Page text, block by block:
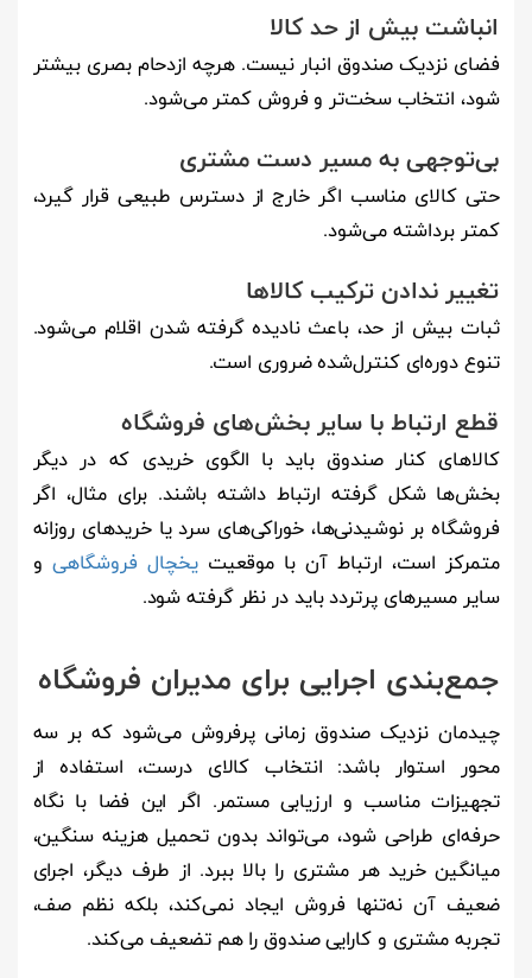
انباشت بیش از حد کالا
فضای نزدیک صندوق انبار نیست. هرچه ازدحام بصری بیشتر
شود، انتخاب سخت‌تر و فروش کمتر می‌شود.
بی‌توجهی به مسیر دست مشتری
حتی کالای مناسب اگر خارج از دسترس طبیعی قرار گیرد،
کمتر برداشته می‌شود.
تغییر ندادن ترکیب کالاها
ثبات بیش از حد، باعث نادیده گرفته شدن اقلام می‌شود.
تنوع دوره‌ای کنترل‌شده ضروری است.
قطع ارتباط با سایر بخش‌های فروشگاه
کالاهای کنار صندوق باید با الگوی خریدی که در دیگر
بخش‌ها شکل گرفته ارتباط داشته باشند. برای مثال، اگر
فروشگاه بر نوشیدنی‌ها، خوراکی‌های سرد یا خریدهای روزانه
متمرکز است، ارتباط آن با موقعیتیخچال فروشگاهی و
سایر مسیرهای پرتردد باید در نظر گرفته شود.
جمع‌بندی اجرایی برای مدیران فروشگاه
چیدمان نزدیک صندوق زمانی پرفروش می‌شود که بر سه
محور استوار باشد: انتخاب کالای درست، استفاده از
تجهیزات مناسب و ارزیابی مستمر. اگر این فضا با نگاه
حرفه‌ای طراحی شود، می‌تواند بدون تحمیل هزینه سنگین،
میانگین خرید هر مشتری را بالا ببرد. از طرف دیگر، اجرای
ضعیف آن نه‌تنها فروش ایجاد نمی‌کند، بلکه نظم صف،
تجربه مشتری و کارایی صندوق را هم تضعیف می‌کند.